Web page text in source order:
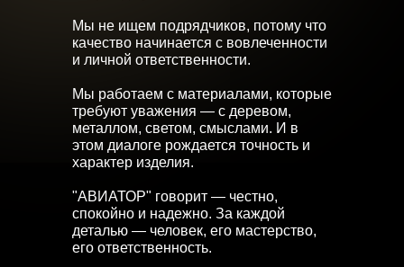
Мы не ищем подрядчиков, потому что
качество начинается с вовлеченности
и личной ответственности.
Мы работаем с материалами, которые
требуют уважения — с деревом,
металлом, светом, смыслами. И в
этом диалоге рождается точность и
характер изделия.
"АВИАТОР" говорит — честно,
спокойно и надежно. За каждой
деталью — человек, его мастерство,
его ответственность.